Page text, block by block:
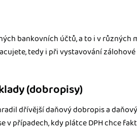
bankovních účtů, a to i v různých
tedy i při vystavování
(dobropisy)
dřívější daňový dobropis a
v případech, kdy plátce DPH chce